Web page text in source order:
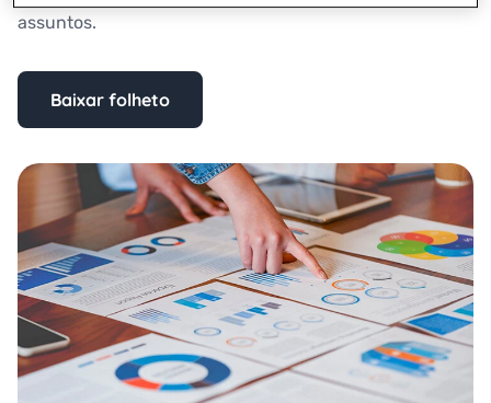
assuntos.
Baixar folheto